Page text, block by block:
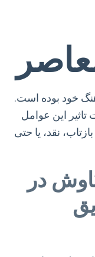
خود بوده است.
تاثیر این عوامل
نقد، یا حتی
در